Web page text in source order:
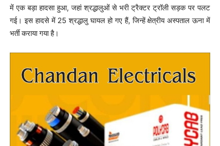
में एक बड़ा हादसा हुआ, जहां श्रद्धालुओं से भरी ट्रैक्टर ट्रॉली सड़क पर पलट
गई। इस हादसे में 25 श्रद्धालु घायल हो गए हैं, जिन्हें क्षेत्रीय अस्पताल ऊना में
भर्ती कराया गया है।